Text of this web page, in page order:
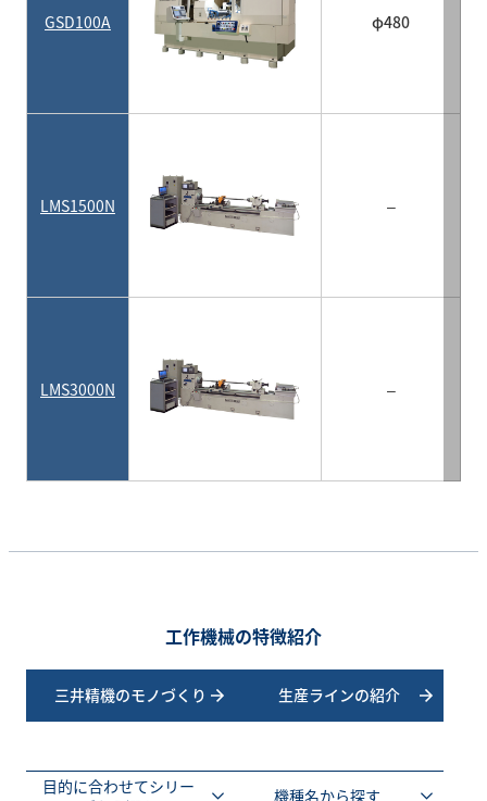
GSD100A φ480
LMS1500N –
LMS3000N –
工作機械の特徴紹介
三井精機のモノづくり 生産ラインの紹介
目的に合わせてシリー
機種名から探す